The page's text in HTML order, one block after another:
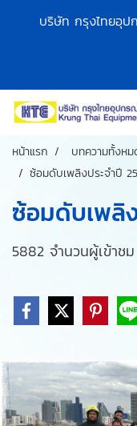
บริษัท กรุงไทยอุ
หน้าแรก บทความทั้งหม
ซ้อมดับเพลิงประจำปี
ซ้อมดับเพลิ
5882 จำนวนผู้เข้าชม